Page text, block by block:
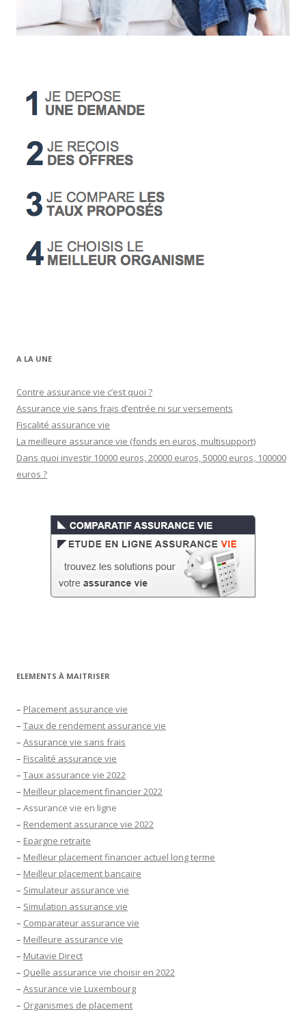
A LA UNE
Contre assurance vie c’est quoi ?
Assurance vie sans frais d’entrée ni sur versements
Fiscalité assurance vie
La meilleure assurance vie (fonds en euros, multisupport)
Dans quoi investir 10000 euros, 20000 euros, 50000 euros, 100000
euros ?
ELEMENTS À MAITRISER
– Placement assurance vie
– Taux de rendement assurance vie
– Assurance vie sans frais
– Fiscalité assurance vie
– Taux assurance vie 2022
– Meilleur placement financier 2022
– Assurance vie en ligne
– Rendement assurance vie 2022
– Epargne retraite
– Meilleur placement financier actuel long terme
– Meilleur placement bancaire
– Simulateur assurance vie
– Simulation assurance vie
– Comparateur assurance vie
– Meilleure assurance vie
– Mutavie Direct
– Quelle assurance vie choisir en 2022
– Assurance vie Luxembourg
– Organismes de placement